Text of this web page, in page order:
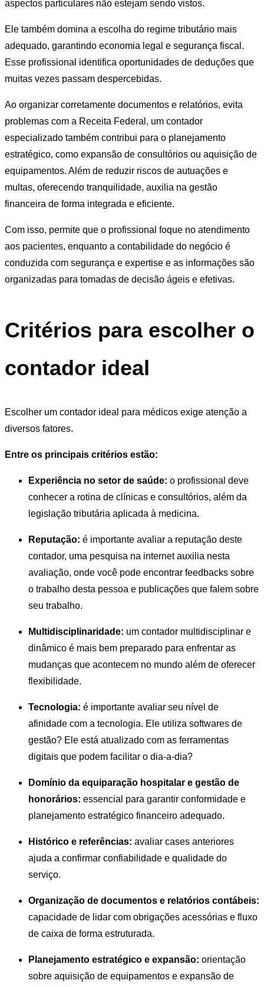
aspectos particulares não estejam sendo vistos.
Ele também domina a escolha do regime tributário mais
adequado, garantindo economia legal e segurança fiscal.
Esse profissional identifica oportunidades de deduções que
muitas vezes passam despercebidas.
Ao organizar corretamente documentos e relatórios, evita
problemas com a Receita Federal, um contador
especializado também contribui para o planejamento
estratégico, como expansão de consultórios ou aquisição de
equipamentos. Além de reduzir riscos de autuações e
multas, oferecendo tranquilidade, auxilia na gestão
financeira de forma integrada e eficiente.
Com isso, permite que o profissional foque no atendimento
aos pacientes, enquanto a contabilidade do negócio é
conduzida com segurança e expertise e as informações são
organizadas para tomadas de decisão ágeis e efetivas.
Critérios para escolher o
contador ideal
Escolher um contador ideal para médicos exige atenção a
diversos fatores.
Entre os principais critérios estão:
Experiência no setor de saúde: o profissional deve
conhecer a rotina de clínicas e consultórios, além da
legislação tributária aplicada à medicina.
Reputação: é importante avaliar a reputação deste
contador, uma pesquisa na internet auxilia nesta
avaliação, onde você pode encontrar feedbacks sobre
o trabalho desta pessoa e publicações que falem sobre
seu trabalho.
Multidisciplinaridade: um contador multidisciplinar e
dinâmico é mais bem preparado para enfrentar as
mudanças que acontecem no mundo além de oferecer
flexibilidade.
Tecnologia: é importante avaliar seu nível de
afinidade com a tecnologia. Ele utiliza softwares de
gestão? Ele está atualizado com as ferramentas
digitais que podem facilitar o dia-a-dia?
Domínio da equiparação hospitalar e gestão de
honorários: essencial para garantir conformidade e
planejamento estratégico financeiro adequado.
Histórico e referências: avaliar cases anteriores
ajuda a confirmar confiabilidade e qualidade do
serviço.
Organização de documentos e relatórios contábeis:
capacidade de lidar com obrigações acessórias e fluxo
de caixa de forma estruturada.
Planejamento estratégico e expansão: orientação
sobre aquisição de equipamentos e expansão de